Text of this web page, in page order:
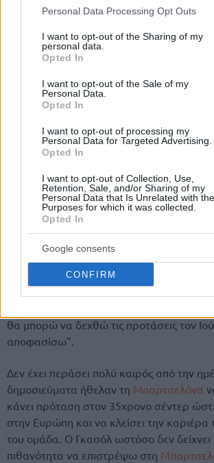
Please note that this website/app uses one
not limited to your visit or usage behaviour.
grant or deny consent to Google and its
use your data for below specified purposes
consent section.
Personal Data Processing Opt Outs
I want to opt-out of the Sharing of my
personal data.
Opted In
I want to opt-out of the Sale of my
Personal Data.
Opted In
I want to opt-out of processing my
Personal Data for Targeted Advertising.
Opted In
I want to opt-out of Collection, Use,
Retention, Sale, and/or Sharing of my
Personal Data that Is Unrelated with the
Purposes for which it was collected.
Opted In
Google consents
CONFIRM
Της Eurohoops team/
Το τέλος της κανονικής διάρκειας του
Σικάγο Μπουλςνα βρίσκονται εκτός
φορά μετά από εφτά διαδοχικές
του Πάου Γκασόλ να κρίνεται αβέβαιο.
O Ισπανός σταρ θα κάνει χρήση της οψιόν
συμβόλαιο του και θα γίνει free agent.
ισπανικό ραδιοφωνικό σταθμό RAC1, όλα
θα μπορώ να δεχθώ τις προτάσεις τον
αποφασίσω”.
Δεν έχει περάσει πολύ καιρός από την
δημοσιεύματα ήθελαν τη Μπαρτσελόνα
κάνει πρόταση στον 35χρονο σέντερ
στην Ευρώπη και να κλείσει την καριέρα
του ομάδα. Ο Γκασόλ ωστόσο δεν δείχνει
πιθανότητα να επιστρέψω στη